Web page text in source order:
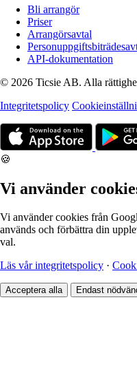
Bli arrangör
Priser
Arrangörsavtal
API-dokumentation
© 2026 Ticsie AB. Alla
Integritetspolicy
🍪
Vi använder
Vi använder cookies från
används och förbättra din
val.
Läs vår integritetspolicy ·
Acceptera alla Endast